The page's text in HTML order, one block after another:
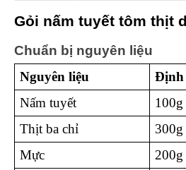
Gỏi nấm tuyết tôm thịt
Chuẩn bị nguyên liệu
Nguyên liệu
Định
Nấm tuyết
100g
Thịt ba chỉ
300g
Mực
200g